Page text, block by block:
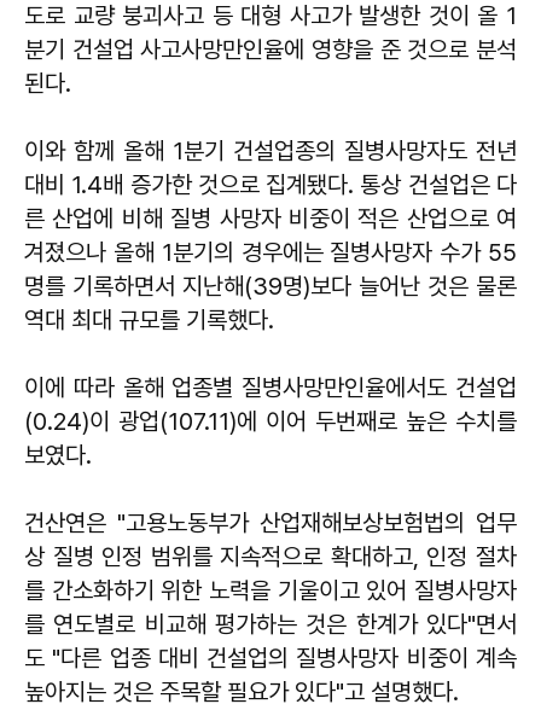
도로 교량 붕괴사고 등 대형 사고가 발생한 것이 올 1
분기 건설업 사고사망만인율에 영향을 준 것으로 분석
된다.
이와 함께 올해 1분기 건설업종의 질병사망자도 전년
대비 1.4배 증가한 것으로 집계됐다. 통상 건설업은 다
른 산업에 비해 질병 사망자 비중이 적은 산업으로 여
겨졌으나 올해 1분기의 경우에는 질병사망자 수가 55
명를 기록하면서 지난해(39명)보다 늘어난 것은 물론
역대 최대 규모를 기록했다.
이에 따라 올해 업종별 질병사망만인율에서도 건설업
(0.24)이 광업(107.11)에 이어 두번째로 높은 수치를
보였다.
건산연은 "고용노동부가 산업재해보상보험법의 업무
상 질병 인정 범위를 지속적으로 확대하고, 인정 절차
를 간소화하기 위한 노력을 기울이고 있어 질병사망자
를 연도별로 비교해 평가하는 것은 한계가 있다"면서
도 "다른 업종 대비 건설업의 질병사망자 비중이 계속
높아지는 것은 주목할 필요가 있다"고 설명했다.